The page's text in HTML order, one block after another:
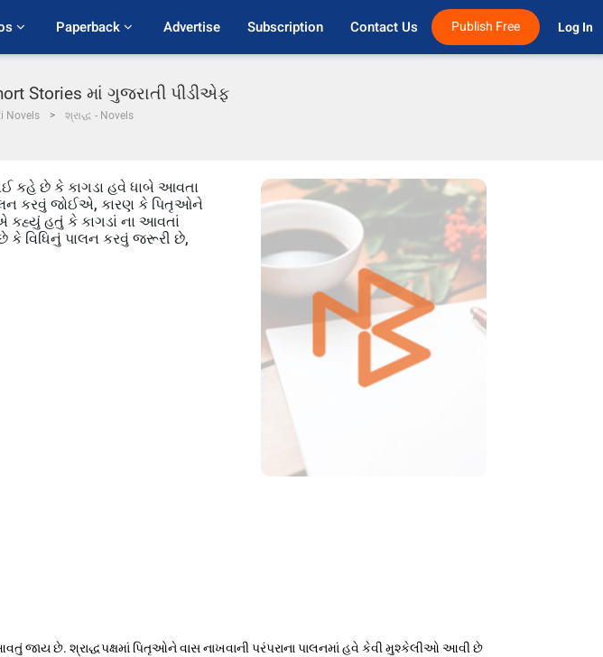
Paperback Advertise Subscription Contact Us Publish Free Log In
Stories માં ગુજરાતી પીડીએફ
Novels શ્રાદ્ધ - Novels
કહે છે કે કાગડા હવે ધાબે આવતા
કરવું જોઈએ, કારણ કે પિતૃઓને
કહ્યું હતું કે કાગડાં ના આવતાં
કે વિધિનું પાલન કરવું જરૂરી છે,
જાય છે. શ્રાદ્ધપક્ષમાં પિતૃઓને વાસ નાખવાની પરંપરાના પાલનમાં હવે કેવી મુશ્કેલીઓ આવી છે